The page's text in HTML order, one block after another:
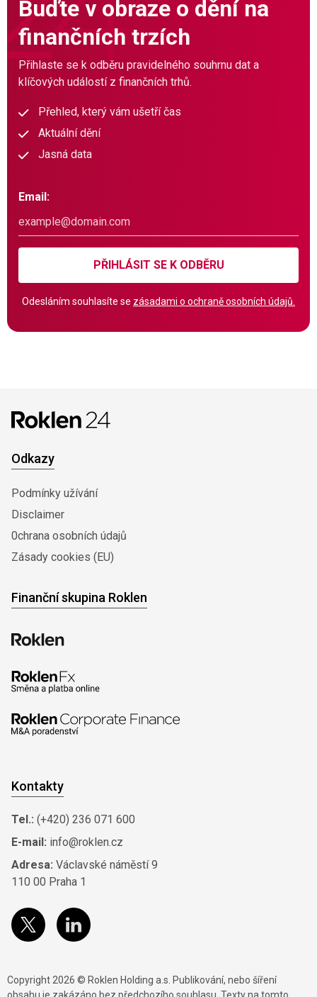
Buďte v obraze o dění na
finančních trzích
Přihlaste se k odběru pravidelného souhrnu dat a
klíčových událostí z finančních trhů.
Přehled, který vám ušetří čas
Aktuální dění
Jasná data
Email:
PŘIHLÁSIT SE K ODBĚRU
Odesláním souhlasíte se zásadami o ochraně osobních údajů.
Odkazy
Podmínky užívání
Disclaimer
0chrana osobních údajů
Zásady cookies (EU)
Finanční skupina Roklen
Kontakty
Tel.: (+420) 236 071 600
E-mail: info@roklen.cz
Adresa: Václavské náměstí 9
110 00 Praha 1
Copyright 2026 © Roklen Holding a.s. Publikování, nebo šíření